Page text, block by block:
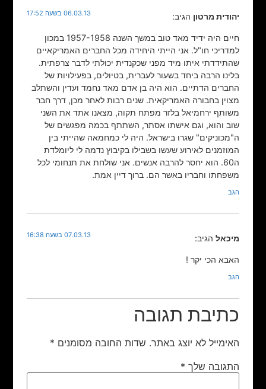
יהודית מרטון הגיב: 06.03.13 בשעה 17:52
חיים היה ידיד מאד טוב במשך השנה 1957-1958 במכון
למדריכי חו"ל. אני הייתי היחידה מכל החברים האמריקאיים
שהתידדתי איתו מיד מפני שכקנדית יכולתי לדבר צרפתית.
בלינו הרבה ביחד בשעור לעברית, בטיולים, בפעילויות של
החברים הדתיים. הוא היה בן אדם מאד נחמד ועדין והשתלב
מצוין בחבורה האמריקאית. שנים רבות לאחר מכן, דרך חבר
משותף ירחמיאל בלזר מפתח תקוה, מצאנו אתד את השני
שוב והוא, וגם אישתו אסתר, השתתף בכמה מפגשים של
ה"מכוניקים" שגרו בישראל. היה לי כמחמאה שהייתי בין
המוזמנים לאירוע שעשו בשבילו בקיבוץ נדמה לי ליומלדת
ה60. הוא יחסר להרבה אנשים. אני שולחת את תנחומי לכל
משפחתו וחבריו באשר הם. ברוך דיין אמת.
הגב
מיכאל הגיב: 07.03.13 בשעה 16:38
האבא הכי יקר !
הגב
כתיבת תגובה
האימייל לא יוצג באתר. שדות החובה מסומנים *
התגובה שלך *